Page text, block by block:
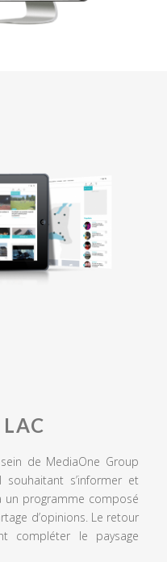
de MediaOne Group
souhaitant s’informer et
un programme composé
d’opinions. Le retour
compléter le paysage